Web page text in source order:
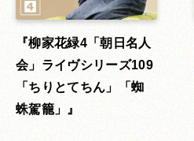
柳家花緑4「朝日名人
会」ライヴシリーズ109
「ちりとてちん」「蜘
蛛駕籠」